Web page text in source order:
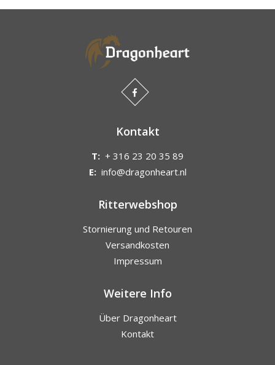
Kontakt
T: + 316 23 20 35 89
E: info@dragonheart.nl
Ritterwebshop
Stornierung und Retouren
Versandkosten
Impressum
Weitere Info
Über Dragonheart
Kontakt